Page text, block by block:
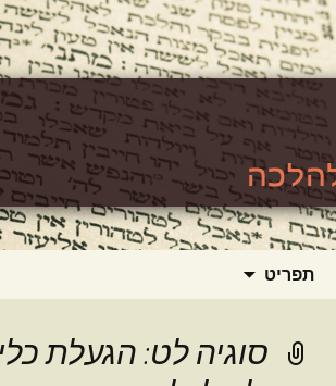
האתר ללימוד סוגיות גמרא
תפריט